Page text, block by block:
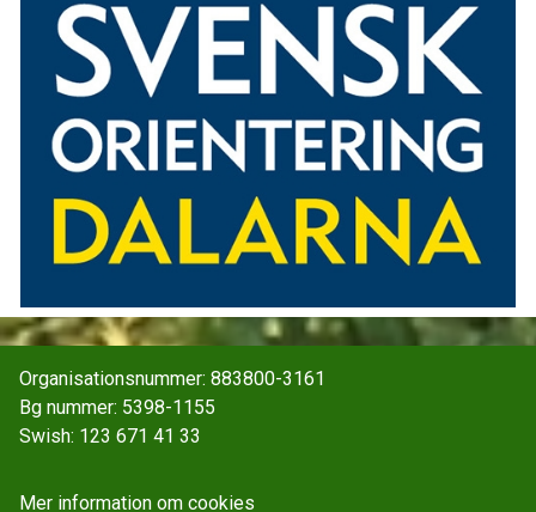
Organisationsnummer: 883800-3161
Bg nummer: 5398-1155
Swish: 123 671 41 33
Mer information om cookies